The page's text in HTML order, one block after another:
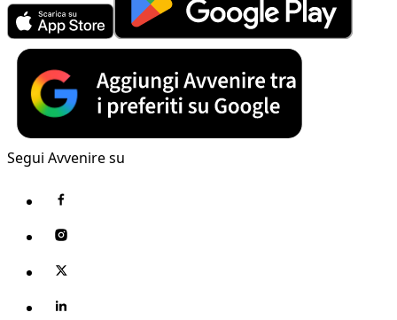
Segui Avvenire su